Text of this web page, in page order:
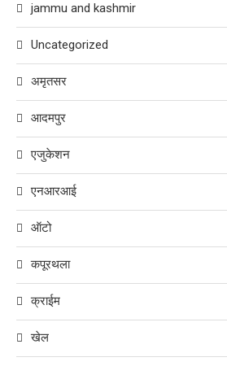
jammu and kashmir
Uncategorized
अमृतसर
आदमपुर
एजुकेशन
एनआरआई
ऑटो
कपूरथला
क्राईम
खेल